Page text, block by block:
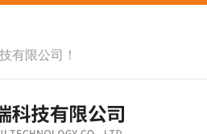
有限公司！